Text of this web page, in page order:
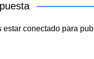
estar conectadopara